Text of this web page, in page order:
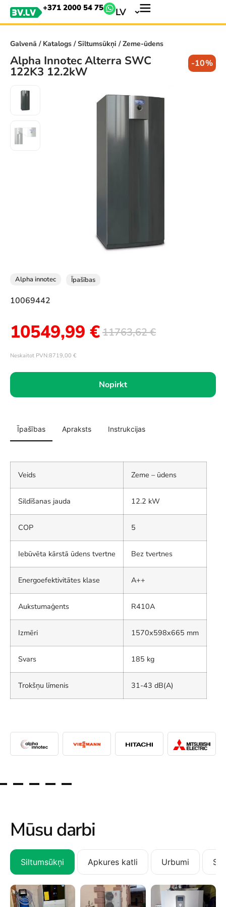
+371 2000 54 75 LV
Galvenā / Katalogs/Siltumsūkņi / Zeme-ūdens
Alpha Innotec Alterra SWC
122K3 12.2kW
-10%
Alpha innotec Īpašības
10069442
11763,62€
10549,99 €
Neskaitot PVN:8719,00 €
Nopirkt
Īpašības Apraksts Instrukcijas
Veids Zeme – ūdens
Sildīšanas jauda 12.2 kW
COP 5
Iebūvēta kārstā ūdens tvertne Bez tvertnes
Energoefektivitātes klase A++
Aukstumaģents R410A
Izmēri 1570x598x665 mm
Svars 185 kg
Trokšņu līmenis 31-43 dB(A)
Mūsu darbi
Siltumsūkņi Apkures katli Urbumi